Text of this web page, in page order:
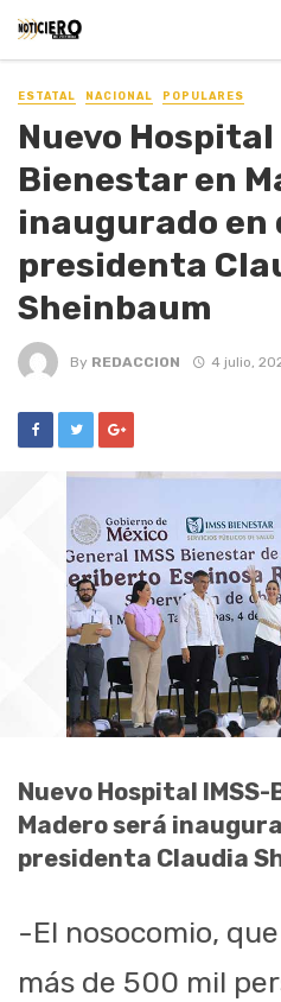
ESTATAL NACIONAL POPULARES
Nuevo Hospital
Bienestar en
inaugurado en
presidenta
Sheinbaum
By REDACCION 4 julio,
Nuevo Hospital
Madero será
presidenta Claudia
-El nosocomio,
más de 500 mil